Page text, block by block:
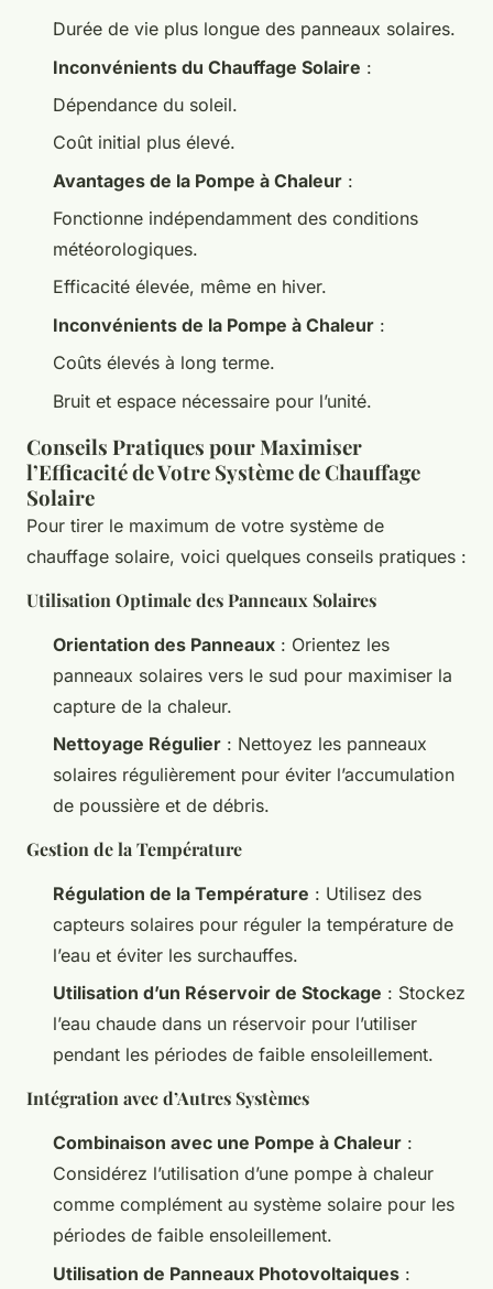
Durée de vie plus longue des panneaux solaires.
Inconvénients du Chauffage Solaire :
Dépendance du soleil.
Coût initial plus élevé.
Avantages de la Pompe à Chaleur :
Fonctionne indépendamment des conditions
météorologiques.
Efficacité élevée, même en hiver.
Inconvénients de la Pompe à Chaleur :
Coûts élevés à long terme.
Bruit et espace nécessaire pour l’unité.
Conseils Pratiques pour Maximiser
l’Efficacité de Votre Système de Chauffage
Solaire
Pour tirer le maximum de votre système de
chauffage solaire, voici quelques conseils pratiques :
Utilisation Optimale des Panneaux Solaires
Orientation des Panneaux : Orientez les
panneaux solaires vers le sud pour maximiser la
capture de la chaleur.
Nettoyage Régulier : Nettoyez les panneaux
solaires régulièrement pour éviter l’accumulation
de poussière et de débris.
Gestion de la Température
Régulation de la Température : Utilisez des
capteurs solaires pour réguler la température de
l’eau et éviter les surchauffes.
Utilisation d’un Réservoir de Stockage : Stockez
l’eau chaude dans un réservoir pour l’utiliser
pendant les périodes de faible ensoleillement.
Intégration avec d’Autres Systèmes
Combinaison avec une Pompe à Chaleur :
Considérez l’utilisation d’une pompe à chaleur
comme complément au système solaire pour les
périodes de faible ensoleillement.
Utilisation de Panneaux Photovoltaiques :